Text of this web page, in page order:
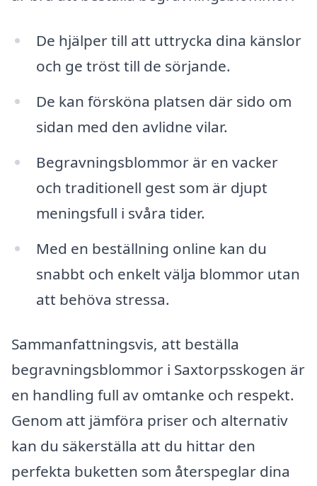
De hjälper till att uttrycka dina känslor
och ge tröst till de sörjande.
De kan försköna platsen där sido om
sidan med den avlidne vilar.
Begravningsblommor är en vacker
och traditionell gest som är djupt
meningsfull i svåra tider.
Med en beställning online kan du
snabbt och enkelt välja blommor utan
att behöva stressa.
Sammanfattningsvis, att beställa
begravningsblommor i Saxtorpsskogen är
en handling full av omtanke och respekt.
Genom att jämföra priser och alternativ
kan du säkerställa att du hittar den
perfekta buketten som återspeglar dina